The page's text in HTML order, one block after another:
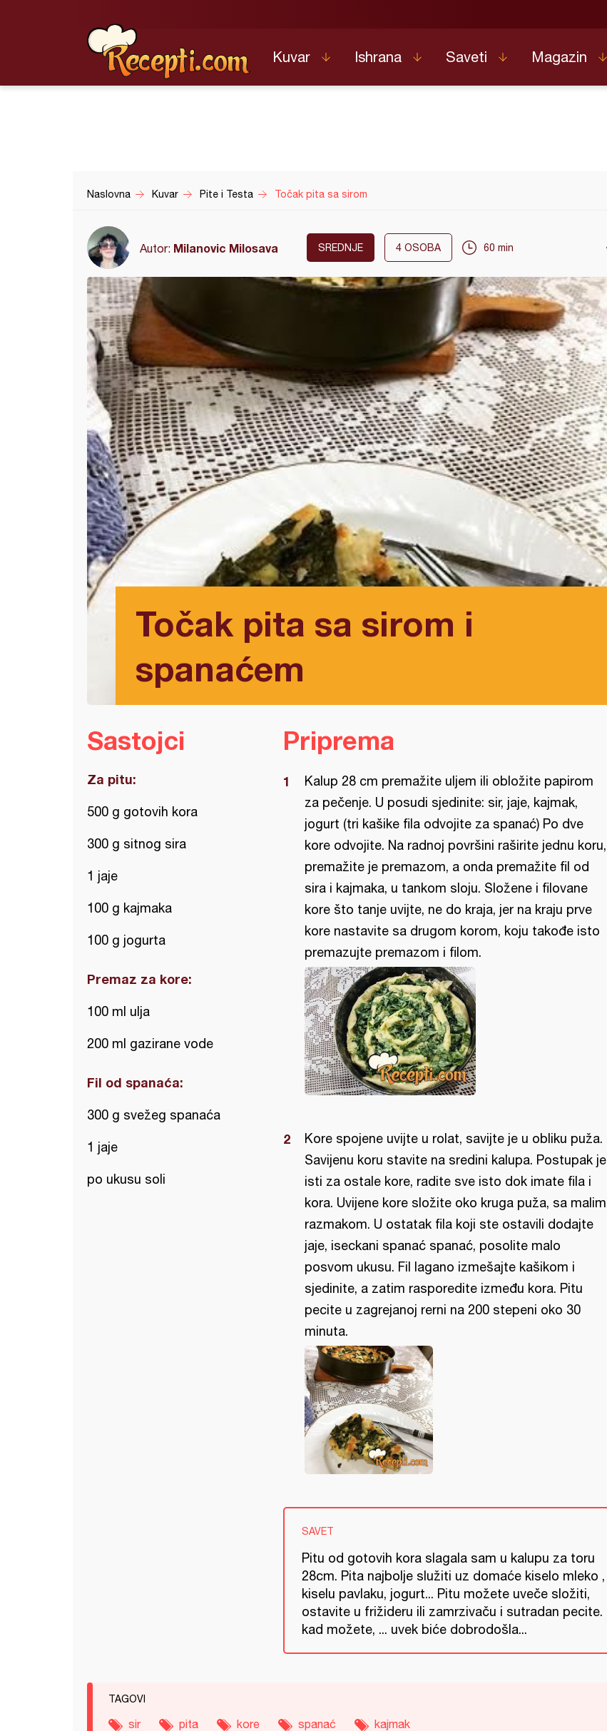
Kuvar Ishrana Saveti Magazin
Naslovna Kuvar Pite i Testa Točak pita sa sirom
Autor: Milanovic Milosava SREDNJE 4 OSOBA 60 min
Točak pita sa sirom i
spanaćem
Sastojci
Za pitu:
500 g gotovih kora
300 g sitnog sira
1 jaje
100 g kajmaka
100 g jogurta
Premaz za kore:
100 ml ulja
200 ml gazirane vode
Fil od spanaća:
300 g svežeg spanaća
1 jaje
po ukusu soli
Priprema
Kalup 28 cm premažite uljem ili obložite papirom
za pečenje. U posudi sjedinite: sir, jaje, kajmak,
jogurt (tri kašike fila odvojite za spanać) Po dve
kore odvojite. Na radnoj površini raširite jednu koru,
premažite je premazom, a onda premažite fil od
sira i kajmaka, u tankom sloju. Složene i filovane
kore što tanje uvijte, ne do kraja, jer na kraju prve
kore nastavite sa drugom korom, koju takođe isto
premazujte premazom i filom.
Kore spojene uvijte u rolat, savijte je u obliku puža.
Savijenu koru stavite na sredini kalupa. Postupak je
isti za ostale kore, radite sve isto dok imate fila i
kora. Uvijene kore složite oko kruga puža, sa malim
razmakom. U ostatak fila koji ste ostavili dodajte
jaje, iseckani spanać spanać, posolite malo
posvom ukusu. Fil lagano izmešajte kašikom i
sjedinite, a zatim rasporedite između kora. Pitu
pecite u zagrejanoj rerni na 200 stepeni oko 30
minuta.
SAVET
Pitu od gotovih kora slagala sam u kalupu za toru
28cm. Pita najbolje služiti uz domaće kiselo mleko ,
kiselu pavlaku, jogurt... Pitu možete uveče složiti,
ostavite u frižideru ili zamrzivaču i sutradan pecite.
kad možete, ... uvek biće dobrodošla...
TAGOVI
sir pita kore spanać kajmak